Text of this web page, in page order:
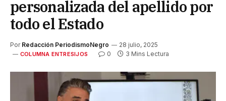
personalizada del apellido por
todo el Estado
Por Redacción PeriodismoNegro 28 julio, 2025
COLUMNA ENTRESIJOS 0 3 Mins Lectura